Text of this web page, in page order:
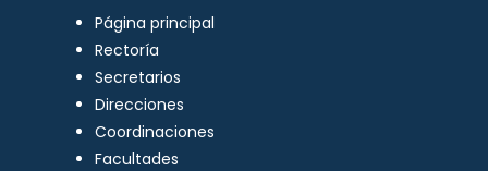
Página principal
Rectoría
Secretarios
Direcciones
Coordinaciones
Facultades